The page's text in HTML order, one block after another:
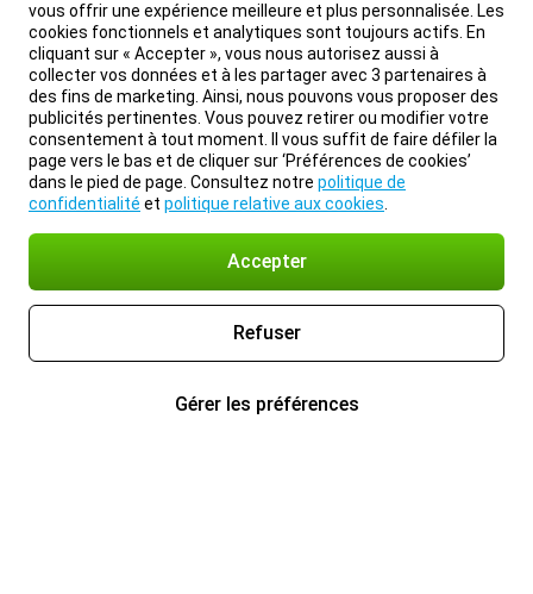
vous offrir une expérience meilleure et plus personnalisée. Les
cookies fonctionnels et analytiques sont toujours actifs. En
cliquant sur « Accepter », vous nous autorisez aussi à
collecter vos données et à les partager avec 3 partenaires à
des fins de marketing. Ainsi, nous pouvons vous proposer des
publicités pertinentes. Vous pouvez retirer ou modifier votre
consentement à tout moment. Il vous suffit de faire défiler la
page vers le bas et de cliquer sur ‘Préférences de cookies’
dans le pied de page. Consultez notre politique de
confidentialité et politique relative aux cookies
Accepter
Refuser
Gérer les préférences